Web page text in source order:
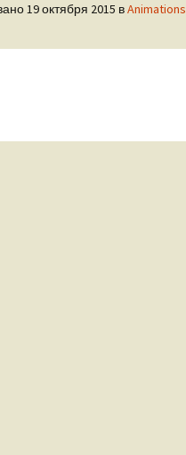
19 октября 2015 вAnimations